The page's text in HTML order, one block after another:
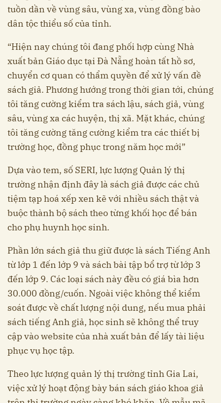
tuồn dần về vùng sâu, vùng xa, vùng đồng bào
dân tộc thiểu số của tỉnh.
“Hiện nay chúng tôi đang phối hợp cùng Nhà
xuất bản Giáo dục tại Đà Nẵng hoàn tất hồ sơ,
chuyển cơ quan có thẩm quyền để xử lý vấn đề
sách giả. Phương hướng trong thời gian tới, chúng
tôi tăng cường kiểm tra sách lậu, sách giả, vùng
sâu, vùng xa các huyện, thị xã. Mặt khác, chúng
tôi tăng cường tăng cường kiểm tra các thiết bị
trường học, đồng phục trong năm học mới”
Dựa vào tem, số SERI, lực lượng Quản lý thị
trường nhận định đây là sách giả được các chủ
tiệm tạp hoá xếp xen kẽ với nhiều sách thật và
buộc thành bộ sách theo từng khối học để bán
cho phụ huynh học sinh.
Phần lớn sách giả thu giữ được là sách Tiếng Anh
từ lớp 1 đến lớp 9 và sách bài tập bổ trợ từ lớp 3
đến lớp 9. Các loại sách này đều có giá bìa hơn
30.000 đồng/cuốn. Ngoài việc không thể kiểm
soát được về chất lượng nội dung, nếu mua phải
sách tiếng Anh giả, học sinh sẽ không thể truy
cập vào website của nhà xuất bản để lấy tài liệu
phục vụ học tập.
Theo lực lượng quản lý thị trường tỉnh Gia Lai,
việc xử lý hoạt động bày bán sách giáo khoa giả